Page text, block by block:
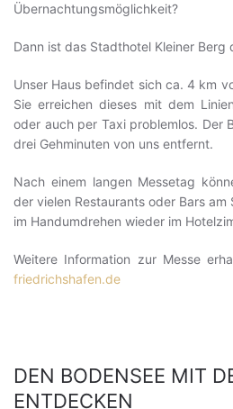
Übernachtungsmöglichkeit?
Dann ist das Stadthotel Kleiner Berg
Unser Haus befindet sich ca. 4 km
Sie erreichen dieses mit dem
oder auch per Taxi problemlos. Der
drei Gehminuten von uns entfernt.
Nach einem langen Messetag
der vielen Restaurants oder Bars
im Handumdrehen wieder im
Weitere Information zur Messe
friedrichshafen.de
DEN BODENSEE MIT
ENTDECKEN